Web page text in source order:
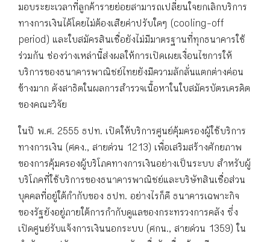
มอบระยะเวลาที่ลูกค้ารายย่อยสามารถเปลี่ยนใจยกเลิกบริการ
ทางการเงินได้โดยไม่ต้องเสียค่าปรับใดๆ (cooling-off
period) และใบสมัครสินเชื่อยังไม่มีมาตรฐานที่ทุกธนาคารใช้
ร่วมกัน ช่องว่างเหล่านี้ส่งผลให้การเปิดเผยเงื่อนไขการให้
บริการของธนาคารพาณิชย์ไทยยังมีความลักลั่นแตกต่างค่อน
ข้างมาก ดังสาธิตในผลการสำรวจเนื้อหาในใบสมัครบัตรเครดิต
ของคณะวิจัย
ในปี พ.ศ. 2555 ธปท. เปิดให้บริการศูนย์คุ้มครองผู้ใช้บริการ
ทางการเงิน (ศคง., สายด่วน 1213) เพื่อเสริมสร้างศักยภาพ
ของการคุ้มครองผู้บริโภคทางการเงินอย่างเป็นระบบ สำหรับผู้
บริโภคที่ใช้บริการของธนาคารพาณิชย์และบริษัทสินเชื่อส่วน
บุคคลที่อยู่ใต้กำกับของ ธปท. อย่างไรก็ดี ธนาคารเฉพาะกิจ
ของรัฐยังอยู่ภายใต้การกำกับดูแลของกระทรวงการคลัง ซึ่ง
เปิดศูนย์รับแจ้งการเงินนอกระบบ (ศกน., สายด่วน 1359) ใน